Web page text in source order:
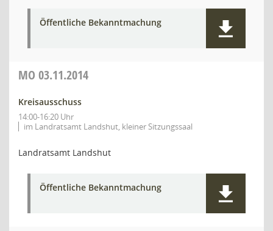
Öffentliche Bekanntmachung
MO 03.11.2014
Kreisausschuss
14:00-16:20 Uhr
im Landratsamt Landshut, kleiner Sitzungssaal
Landratsamt Landshut
Öffentliche Bekanntmachung